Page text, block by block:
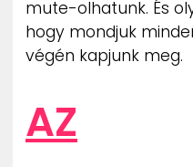
mute-olhatunk. És
hogy mondjuk
végén kapjunk meg.
AZ